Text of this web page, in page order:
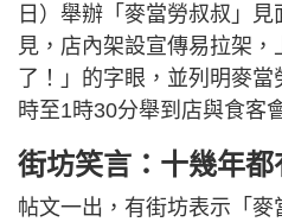
日）舉辦「麥當勞叔叔」見
見，店內架設宣傳易拉架
了！」的字眼，並列明麥
時至1時30分舉到店與食客
街坊笑言：十幾年都
帖文一出，有街坊表示「